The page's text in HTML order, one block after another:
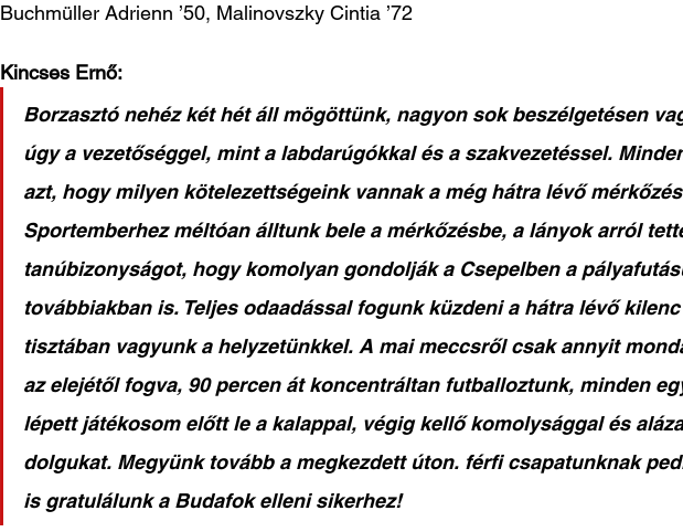
Buchmüller Adrienn ’50, Malinovszky Cintia ’72
Kincses Ernő:
Borzasztó nehéz két hét áll mögöttünk, nagyon sok beszélgetésen
úgy a vezetőséggel, mint a labdarúgókkal és a szakvezetéssel.
azt, hogy milyen kötelezettségeink vannak a még hátra lévő
Sportemberhez méltóan álltunk bele a mérkőzésbe, a lányok arról
tanúbizonyságot, hogy komolyan gondolják a Csepelben a
továbbiakban is. Teljes odaadással fogunk küzdeni a hátra lévő
tisztában vagyunk a helyzetünkkel. A mai meccsről csak annyit
az elejétől fogva, 90 percen át koncentráltan futballoztunk, minden
lépett játékosom előtt le a kalappal, végig kellő komolysággal és
dolgukat. Megyünk tovább a megkezdett úton. férfi csapatunknak
is gratulálunk a Budafok elleni sikerhez!